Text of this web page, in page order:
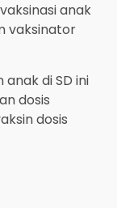
anak
vaksinator
di SD ini
dosis
dosis